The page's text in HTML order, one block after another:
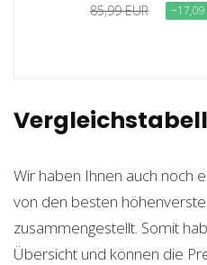
85,99 EUR −17,09
Wir haben Ihnen auch noch
von den besten
zusammengestellt. Somit
Übersicht und können die